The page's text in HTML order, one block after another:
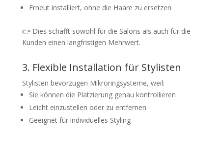
Erneut installiert, ohne die Haare zu ersetzen
👉 Dies schafft sowohl für die Salons als auch für die
Kunden einen langfristigen Mehrwert.
3. Flexible Installation für Stylisten
Stylisten bevorzugen Mikroringsysteme, weil:
Sie können die Platzierung genau kontrollieren
Leicht einzustellen oder zu entfernen
Geeignet für individuelles Styling